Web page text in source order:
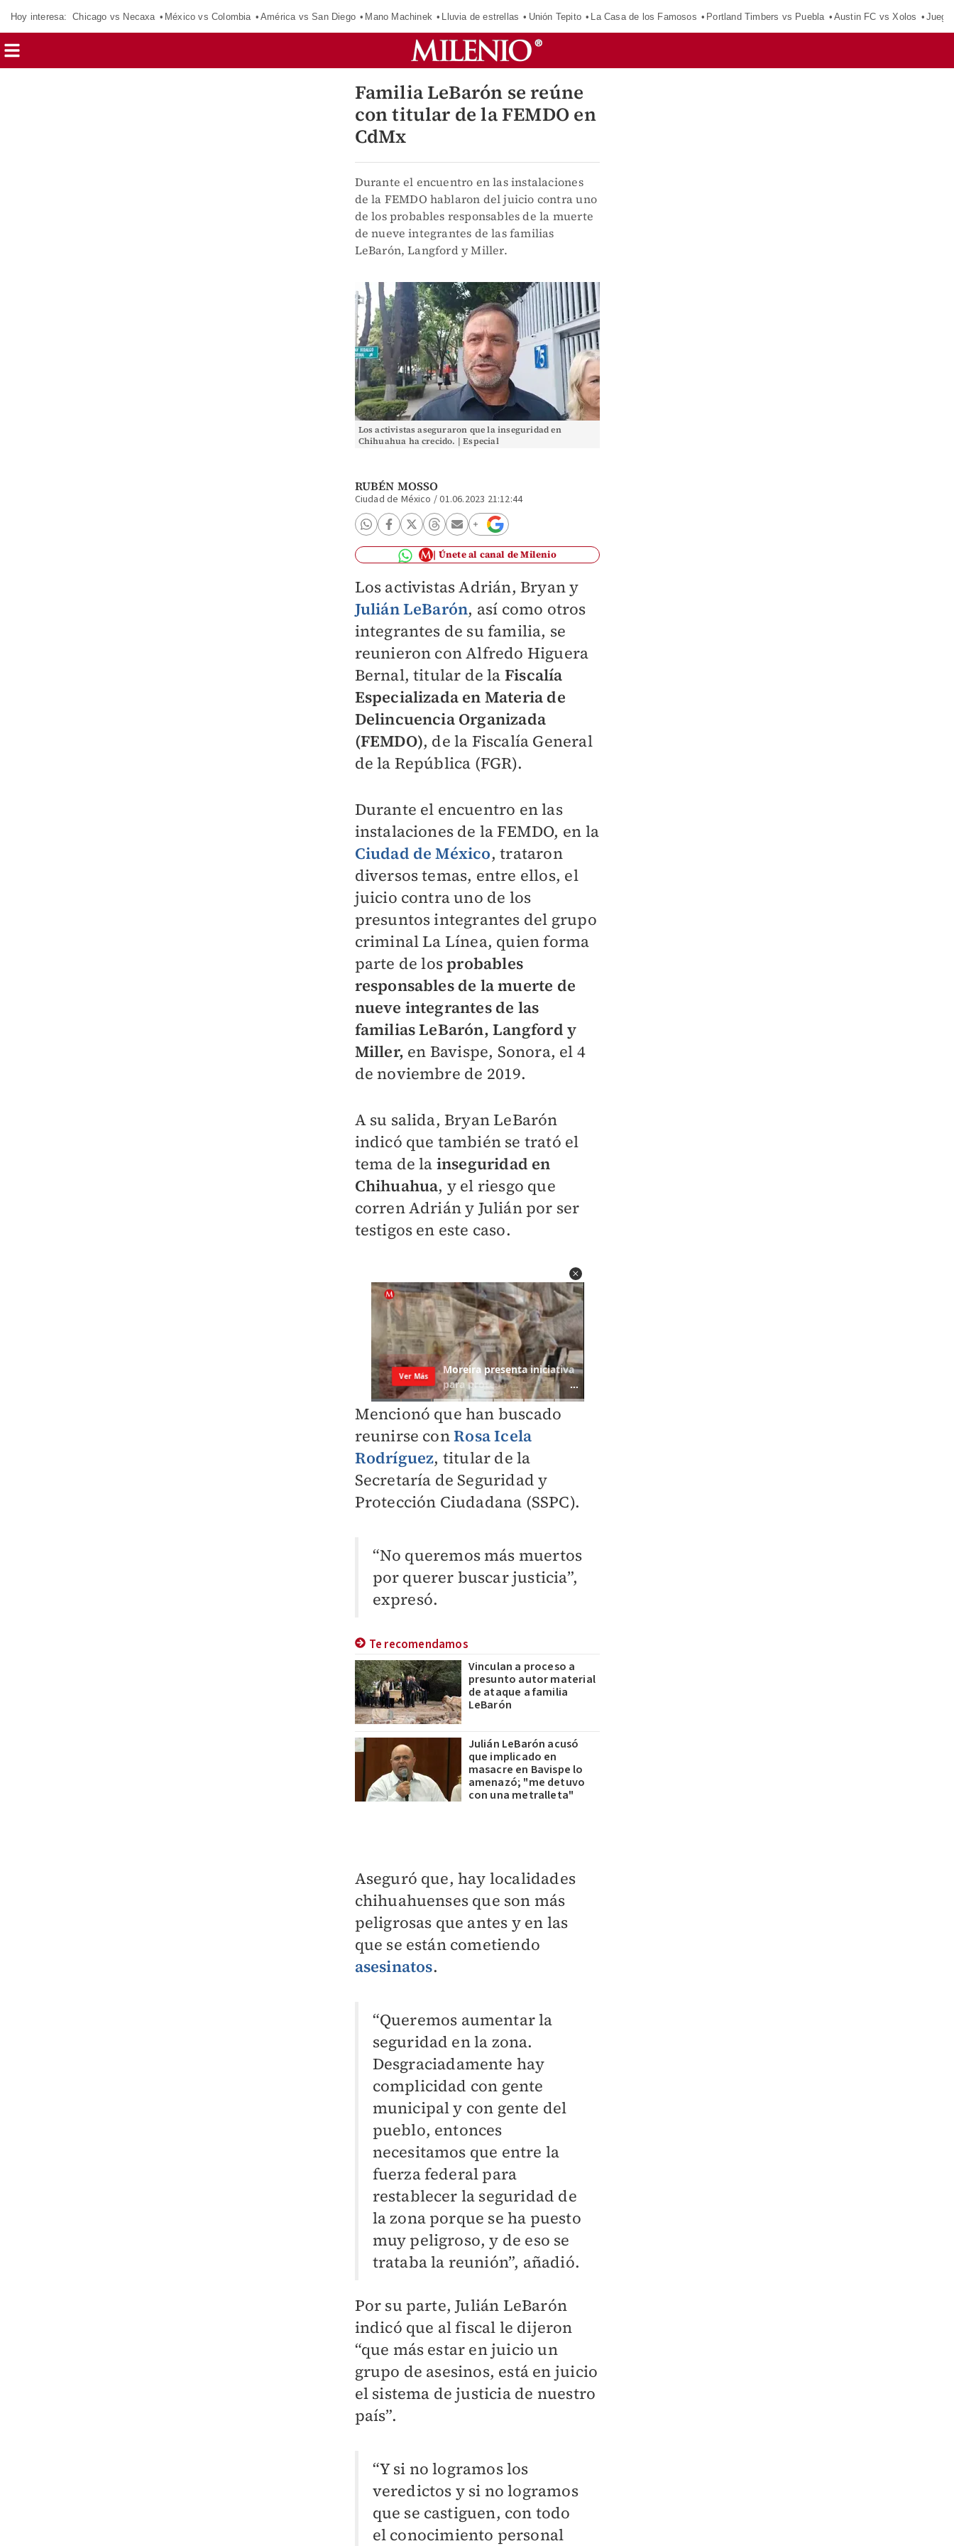
Hoy interesa: Chicago vs Necaxa México vs Colombia América vs San Diego Mano Machinek Lluvia de estrellas Unión Tepito La Casa de los Famosos Portland Timbers vs Puebla Austin FC vs Xolos
Familia LeBarón se reúne
con titular de la FEMDO en
CdMx
Durante el encuentro en las instalaciones
de la FEMDO hablaron del juicio contra uno
de los probables responsables de la muerte
de nueve integrantes de las familias
LeBarón, Langford y Miller.
Los activistas aseguraron que la inseguridad en
Chihuahua ha crecido. | Especial
RUBÉN MOSSO
Ciudad de México /01.06.2023 21:12:44
Únete al canal de Milenio
Los activistas Adrián, Bryan y
Julián LeBarón, así como otros
integrantes de su familia, se
reunieron con Alfredo Higuera
Bernal, titular de la Fiscalía
Especializada en Materia de
Delincuencia Organizada
(FEMDO), de la Fiscalía General
de la República (FGR).
Durante el encuentro en las
instalaciones de la FEMDO, en la
Ciudad de México, trataron
diversos temas, entre ellos, el
juicio contra uno de los
presuntos integrantes del grupo
criminal La Línea, quien forma
parte de losprobables
responsables de la muerte de
nueve integrantes de las
familias LeBarón, Langford y
Miller, en Bavispe, Sonora, el 4
de noviembre de 2019.
A su salida, Bryan LeBarón
indicó que también se trató el
tema de la inseguridad en
Chihuahua, y el riesgo que
corren Adrián y Julián por ser
testigos en este caso.
Mencionó que han buscado
reunirse conRosa Icela
Rodríguez, titular de la
Secretaría de Seguridad y
Protección Ciudadana (SSPC).
“No queremos más muertos
por querer buscar justicia”,
expresó.
Te recomendamos
Vinculan a proceso a
presunto autor material
de ataque a familia
LeBarón
Julián LeBarón acusó
que implicado en
masacre en Bavispe lo
amenazó; "me detuvo
con una metralleta"
Aseguró que, hay localidades
chihuahuenses que son más
peligrosas que antes y en las
que se están cometiendo
asesinatos.
“Queremos aumentar la
seguridad en la zona.
Desgraciadamente hay
complicidad con gente
municipal y con gente del
pueblo, entonces
necesitamos que entre la
fuerza federal para
restablecer la seguridad de
la zona porque se ha puesto
muy peligroso, y de eso se
trataba la reunión”, añadió.
Por su parte, Julián LeBarón
indicó que al fiscal le dijeron
“que más estar en juicio un
grupo de asesinos, está en juicio
el sistema de justicia de nuestro
país”.
“Y si no logramos los
veredictos y si no logramos
que se castiguen, con todo
el conocimiento personal